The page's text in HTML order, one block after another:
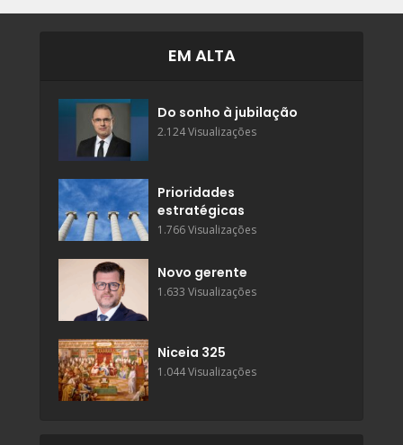
EM ALTA
Do sonho à jubilação
2.124 Visualizações
Prioridades
estratégicas
1.766 Visualizações
Novo gerente
1.633 Visualizações
Niceia 325
1.044 Visualizações